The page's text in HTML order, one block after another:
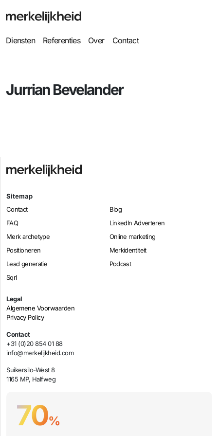
Diensten Referenties Over Contact
Jurrian Bevelander
Sitemap
Contact
Blog
FAQ
LinkedIn Adverteren
Merk archetype
Online marketing
Positioneren
Merkidentiteit
Lead generatie
Podcast
Sqrl
Legal
Algemene Voorwaarden
Privacy Policy
Contact
+31 (0)20 854 01 88
info@merkelijkheid.com
Suikersilo-West 8
1165 MP, Halfweg
70%